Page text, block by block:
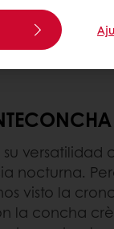
visto la
la concha